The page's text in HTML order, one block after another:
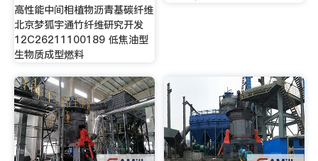
高性能中间相植物沥青基碳纤维
北京梦狐宇通竹纤维研究开发
12C26211100189 低焦油型
生物质成型燃料